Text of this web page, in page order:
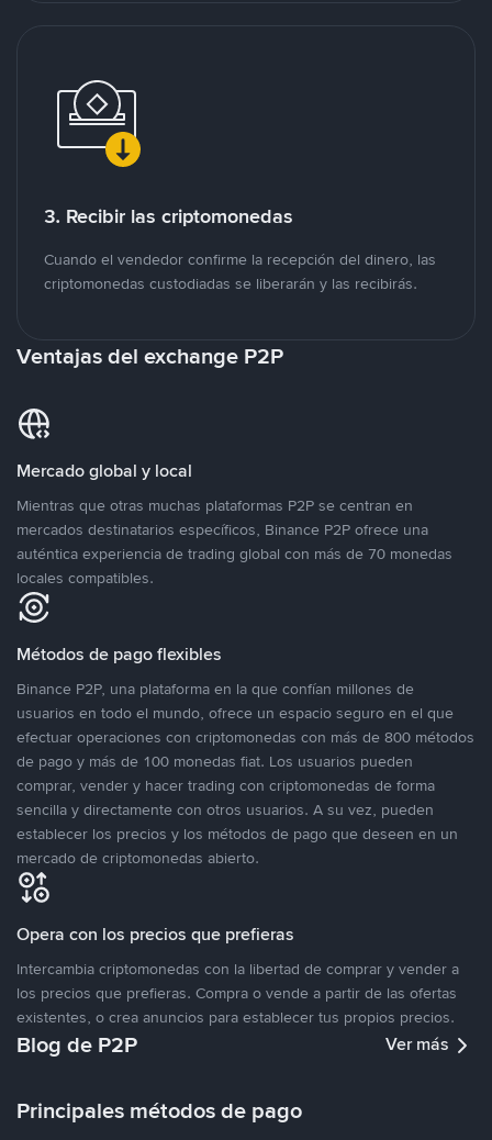
3. Recibir las criptomonedas
Cuando el vendedor confirme la recepción del dinero, las
criptomonedas custodiadas se liberarán y las recibirás.
Ventajas del exchange P2P
Mercado global y local
Mientras que otras muchas plataformas P2P se centran en
mercados destinatarios específicos, Binance P2P ofrece una
auténtica experiencia de trading global con más de 70 monedas
locales compatibles.
Métodos de pago flexibles
Binance P2P, una plataforma en la que confían millones de
usuarios en todo el mundo, ofrece un espacio seguro en el que
efectuar operaciones con criptomonedas con más de 800 métodos
de pago y más de 100 monedas fiat. Los usuarios pueden
comprar, vender y hacer trading con criptomonedas de forma
sencilla y directamente con otros usuarios. A su vez, pueden
establecer los precios y los métodos de pago que deseen en un
mercado de criptomonedas abierto.
Opera con los precios que prefieras
Intercambia criptomonedas con la libertad de comprar y vender a
los precios que prefieras. Compra o vende a partir de las ofertas
existentes, o crea anuncios para establecer tus propios precios.
Blog de P2P Ver más
Principales métodos de pago